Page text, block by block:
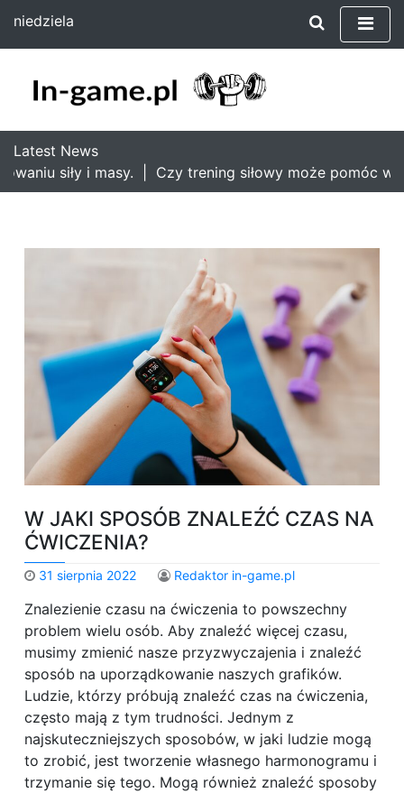
i
niedziela
Latest News
siły i masy. |
Czy trening siłowy może pomóc w
W JAKI SPOSÓB ZNALEŹĆ CZAS NA
ĆWICZENIA?
31 sierpnia 2022 Redaktor in-game.pl
Znalezienie czasu na ćwiczenia to powszechny
problem wielu osób. Aby znaleźć więcej czasu,
musimy zmienić nasze przyzwyczajenia i znaleźć
sposób na uporządkowanie naszych grafików.
Ludzie, którzy próbują znaleźć czas na ćwiczenia,
często mają z tym trudności. Jednym z
najskuteczniejszych sposobów, w jaki ludzie mogą
to zrobić, jest tworzenie własnego harmonogramu i
trzymanie się tego. Mogą również znaleźć sposoby